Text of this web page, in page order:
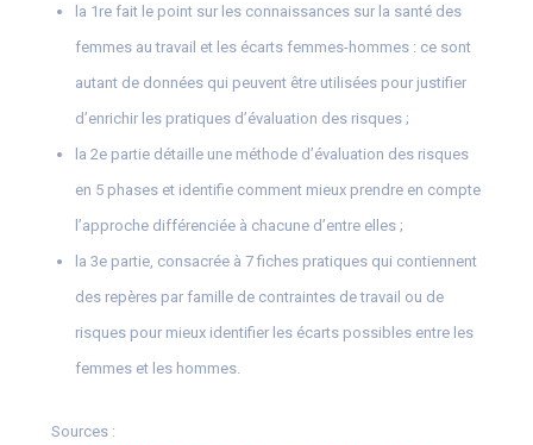
la 1re fait le point sur les connaissances sur la santé des
femmes au travail et les écarts femmes-hommes : ce sont
autant de données qui peuvent être utilisées pour justifier
d’enrichir les pratiques d’évaluation des risques ;
la 2e partie détaille une méthode d’évaluation des risques
en 5 phases et identifie comment mieux prendre en compte
l’approche différenciée à chacune d’entre elles ;
la 3e partie, consacrée à 7 fiches pratiques qui contiennent
des repères par famille de contraintes de travail ou de
risques pour mieux identifier les écarts possibles entre les
femmes et les hommes.
Sources :